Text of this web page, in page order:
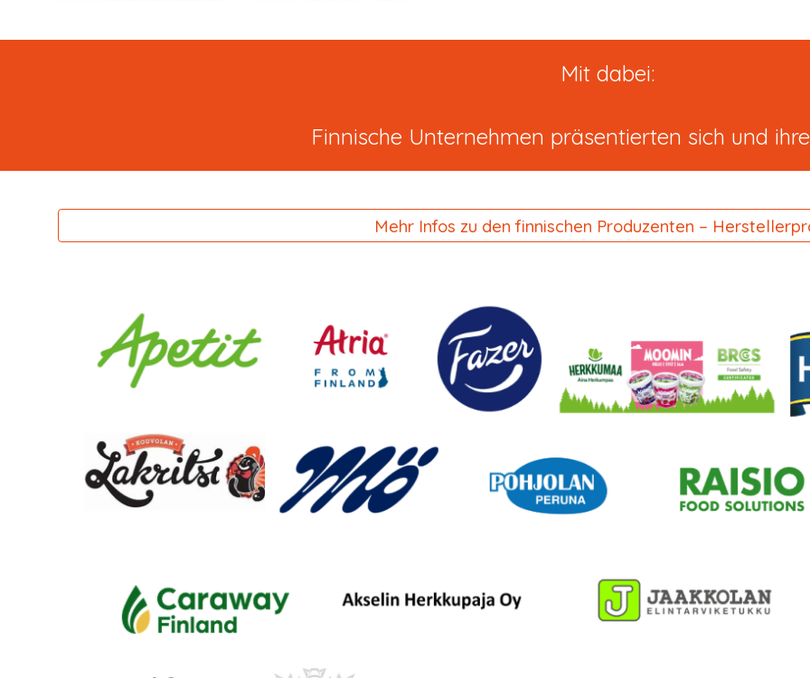
Mit dabei:
Finnische Unternehmen präsentierten sich und
Mehr Infos zu den finnischen Produzenten –